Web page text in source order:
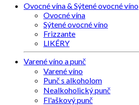
Ovocné vína & Sýtené ovocné víno
Ovocné vína
Sýtené ovocné víno
Frizzante
LIKÉRY
Varené víno a punč
Varené víno
Punč s alkoholom
Nealkoholický punč
Fl'aškový punč